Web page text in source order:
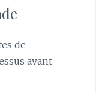
de
avant